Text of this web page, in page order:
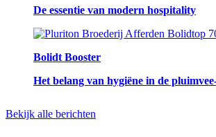
De essentie van modern hospitality
Bolidt Booster
Het belang van hygiëne in de
Bekijk alle berichten